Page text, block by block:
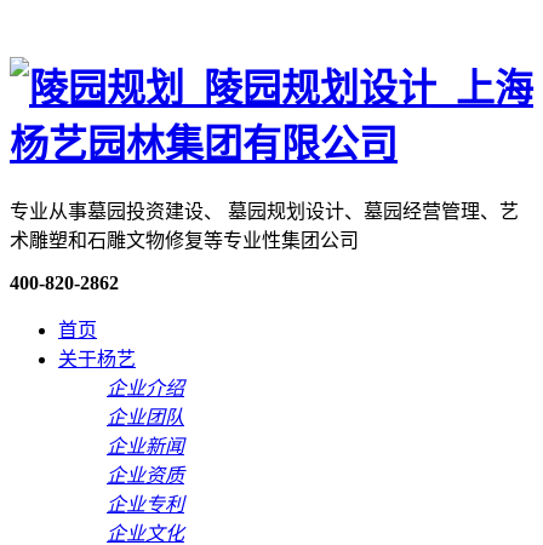
专业从事墓园投资建设、 墓园规划设计、墓园经营管理、艺
术雕塑和石雕文物修复等专业性集团公司
400-820-2862
首页
关于杨艺
企业介绍
企业团队
企业新闻
企业资质
企业专利
企业文化